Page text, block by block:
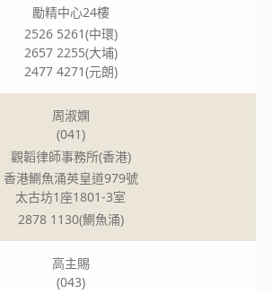
勵精中心24樓
2526 5261(中環)
2657 2255(大埔)
2477 4271(元朗)
周淑嫻
(041)
觀韜律師事務所(香港)
香港鰂魚涌英皇道979號
太古坊1座1801-3室
2878 1130(鰂魚涌)
高主賜
(043)